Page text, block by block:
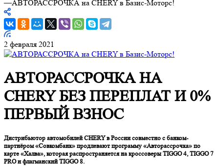
—АВТОРАССРОЧКА на CHERY в Базис-Моторс!
2 февраля 2021
АВТОРАССРОЧКА НА
CHERY БЕЗ ПЕРЕПЛАТ И 0%
ПЕРВЫЙ ВЗНОС
Дистрибьютор автомобилей CHERY в России совместно с банком-
партнёром «Совкомбанк» продлевают программу «Авторассрочка» по
карте «Халва», которая распространяется на кроссоверы TIGGO 4, TIGGO 7
PRO и флагманский TIGGO 8.